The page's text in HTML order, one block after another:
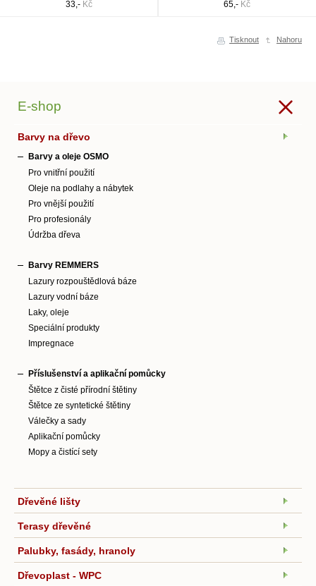
33,- Kč 65,- Kč
Tisknout Nahoru
E-shop
Barvy na dřevo
Barvy a oleje OSMO
Pro vnitřní použití
Oleje na podlahy a nábytek
Pro vnější použití
Pro profesionály
Údržba dřeva
Barvy REMMERS
Lazury rozpouštědlová báze
Lazury vodní báze
Laky, oleje
Speciální produkty
Impregnace
Příslušenství a aplikační pomůcky
Štětce z čisté přírodní štětiny
Štětce ze syntetické štětiny
Válečky a sady
Aplikační pomůcky
Mopy a čistící sety
Dřevěné lišty
Terasy dřevěné
Palubky, fasády, hranoly
Dřevoplast - WPC